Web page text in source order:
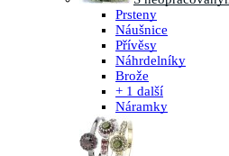
Prsteny
Náušnice
Přívěsy
Náhrdelníky
Brože
+ 1 další
Náramky